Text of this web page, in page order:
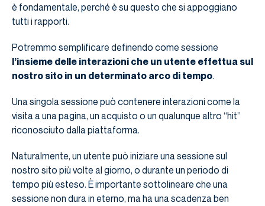
è fondamentale, perché è su questo che si appoggiano
tutti i rapporti.
Potremmo semplificare definendo come sessione
l’insieme delle interazioni che un utente effettua sul
nostro sito in un determinato arco di tempo.
Una singola sessione può contenere interazioni come la
visita a una pagina, un acquisto o un qualunque altro “hit”
riconosciuto dalla piattaforma.
Naturalmente, un utente può iniziare una sessione sul
nostro sito più volte al giorno, o durante un periodo di
tempo più esteso. È importante sottolineare che una
sessione non dura in eterno, ma ha una scadenza ben